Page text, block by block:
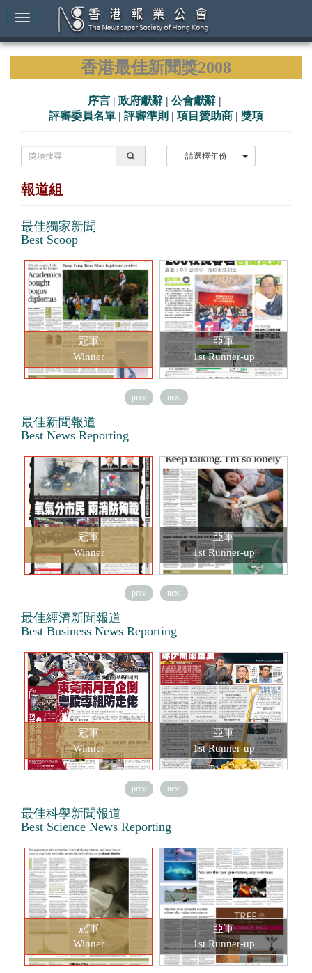
香港最佳新聞獎2008
序言 | 政府獻辭 | 公會獻辭 |
評審委員名單 | 評審準則 | 項目贊助商 | 獎項
報道組
最佳獨家新聞
Best Scoop
冠軍
Winner
亞軍
1st Runner-up
prev next
最佳新聞報道
Best News Reporting
冠軍
Winner
亞軍
1st Runner-up
prev next
最佳經濟新聞報道
Best Business News Reporting
冠軍
Winner
亞軍
1st Runner-up
prev next
最佳科學新聞報道
Best Science News Reporting
冠軍
Winner
亞軍
1st Runner-up